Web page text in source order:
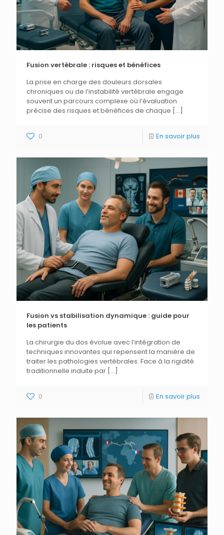
Fusion vertébrale : risques et bénéfices
La prise en charge des douleurs dorsales
chroniques ou de l’instabilité vertébrale engage
souvent un parcours complexe où l’évaluation
précise des risques et bénéfices de chaque […]
0 En savoir plus
Fusion vs stabilisation dynamique : guide pour
les patients
La chirurgie du dos évolue avec l’intégration de
techniques innovantes qui repensent la manière de
traiter les pathologies vertébrales. Face à la rigidité
traditionnelle induite par […]
0 En savoir plus